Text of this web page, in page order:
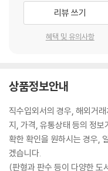
리뷰 쓰기
혜택 및 유의사항
상품정보안내
직수입외서의 경우, 해외거
지, 가격, 유통상태 등의 정
확한 확인을 원하시는 경우,
겠습니다.
(판형과 판수 등이 다양한 도